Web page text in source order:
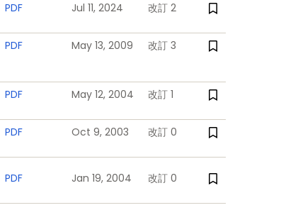
PDF Jul 11, 2024 改訂 2
PDF May 13, 2009 改訂 3
PDF May 12, 2004 改訂 1
PDF Oct 9, 2003 改訂 0
PDF Jan 19, 2004 改訂 0